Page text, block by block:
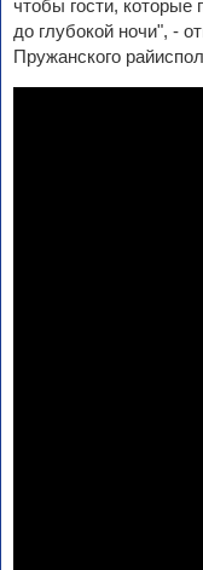
чтобы гости, которые
до глубокой ночи", -
Пружанского